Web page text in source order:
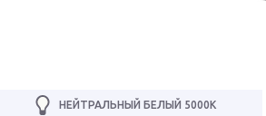
НЕЙТРАЛЬНЫЙ БЕЛЫЙ 5000К